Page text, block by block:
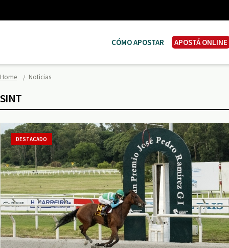
CÓMO APOSTAR APOSTÁ ONLINE
Home Noticias
SINT
DESTACADO